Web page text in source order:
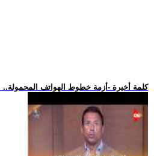
.. كلمة أخيرة -أزمة خطوط الهواتف